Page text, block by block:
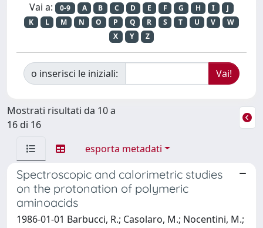
Vai a: 0-9 A B C D E F G H I
J
K
L M N O P Q R S T U V
W
X
Y Z
o inserisci le iniziali:
Mostrati risultati da 10 a
16 di 16
esporta metadati
Spectroscopic and calorimetric studies
on the protonation of polymeric
aminoacids
1986-01-01 Barbucci, R.; Casolaro, M.; Nocentini, M.;